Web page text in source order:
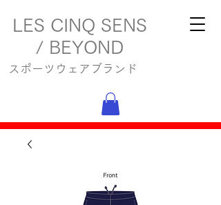
LES CINQ SENS
/ BEYOND
スポーツウェアブランド